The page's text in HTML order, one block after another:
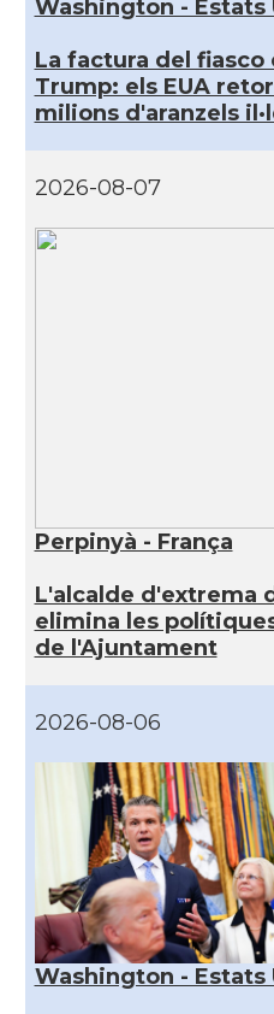
Washington - Estats
La factura del
Trump: els EUA
milions d'aranzels
2026-08-07
Perpinyà - França
L'alcalde d'extrema
elimina les
de l'Ajuntament
2026-08-06
Washington - Estats